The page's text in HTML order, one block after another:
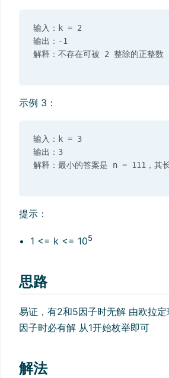
输入：k = 2
输出：-1
示例 3：
输入：k = 3
输出：3
提示：
1 <= k <= 105
思路
易证，有2和5因子时无解 由欧拉
因子时必有解 从1开始枚举即可
解法